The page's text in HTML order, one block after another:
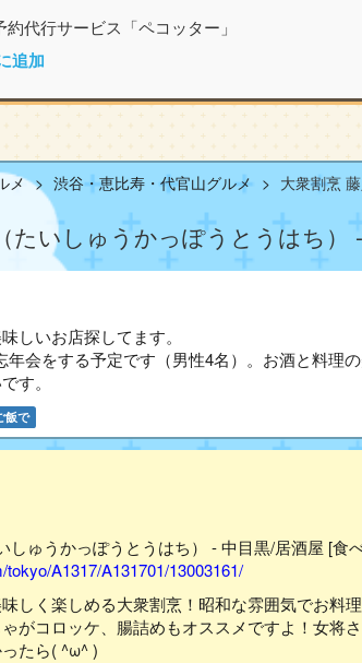
代行サービス「ペコッター」
追加
メ 渋谷・恵比寿・代官山グルメ 大衆割烹
たいしゅうかっぽうとうはち
しいお店探してます。
年会をする予定です（男性4名）。お酒と料理
す。
飯で
しゅうかっぽうとうはち） - 中目黒/居酒屋 [食
A1317/A131701/13003161/
しく楽しめる大衆割烹！昭和な雰囲気でお料
がコロッケ、腸詰めもオススメですよ！女将
たら( ^ω^ )